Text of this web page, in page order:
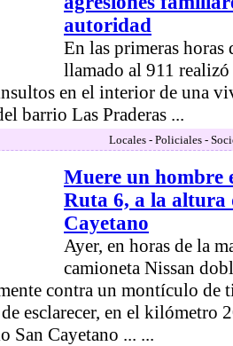
autoridad
En las primeras
llamado al 911
en el interior de una
barrio Las Praderas ...
Locales - Policiales -
Muere un hombre
Ruta 6, a la altura
Cayetano
Ayer, en horas de la
camioneta Nissan
contra un montículo de
esclarecer, en el kilómetro
San Cayetano ... ...